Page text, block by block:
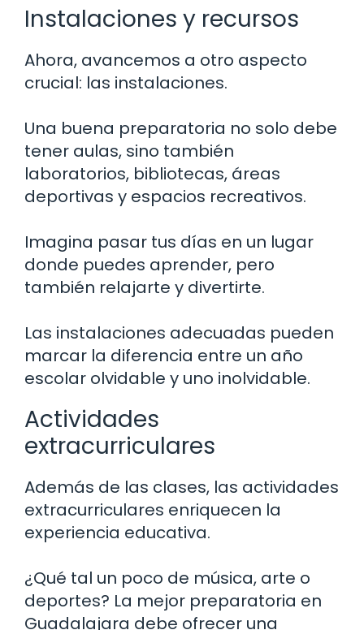
Instalaciones y recursos
Ahora, avancemos a otro aspecto
crucial: las instalaciones.
Una buena preparatoria no solo debe
tener aulas, sino también
laboratorios, bibliotecas, áreas
deportivas y espacios recreativos.
Imagina pasar tus días en un lugar
donde puedes aprender, pero
también relajarte y divertirte.
Las instalaciones adecuadas pueden
marcar la diferencia entre un año
escolar olvidable y uno inolvidable.
Actividades
extracurriculares
Además de las clases, las actividades
extracurriculares enriquecen la
experiencia educativa.
¿Qué tal un poco de música, arte o
deportes? La mejor preparatoria en
Guadalajara debe ofrecer una